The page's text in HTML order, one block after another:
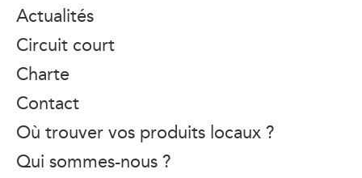
Actualités
Circuit court
Charte
Contact
Où trouver vos produits locaux ?
Qui sommes-nous ?